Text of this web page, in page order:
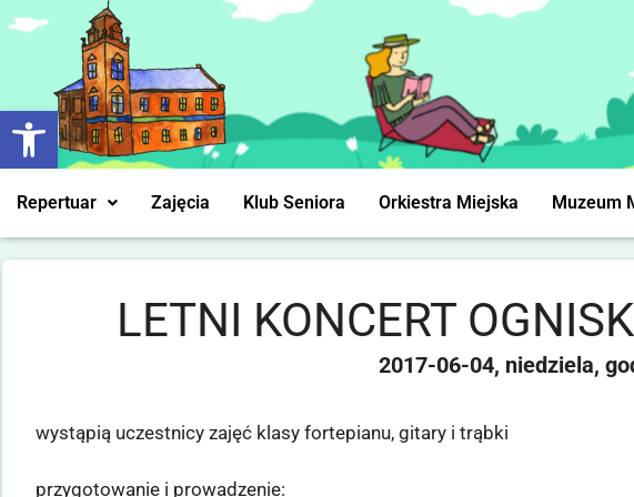
Otwórz pasek narzędzi
Repertuar Zajęcia Klub Seniora Orkiestra Miejska Muzeum
LETNI KONCERT
2017-06-04 niedziela
wystąpią uczestnicy zajęć klasy fortepianu, gitary i trąbki
przygotowanie i prowadzenie: